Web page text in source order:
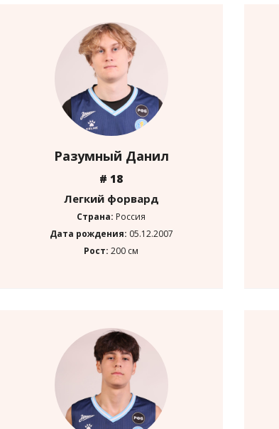
Разумный Данил
# 18
Легкий форвард
Страна: Россия
Дата рождения: 05.12.2007
Рост:200 см